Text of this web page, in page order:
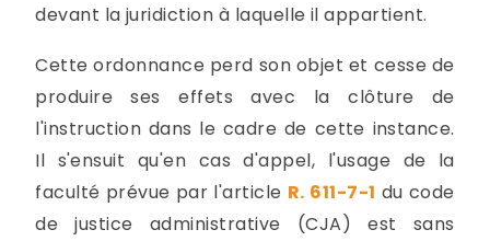
devant la juridiction à laquelle il appartient.
Cette ordonnance perd son objet et cesse de
produire ses effets avec la clôture de
l'instruction dans le cadre de cette instance.
Il s'ensuit qu'en cas d'appel, l'usage de la
faculté prévue par l'article R. 611-7-1 du code
de justice administrative (CJA) est sans